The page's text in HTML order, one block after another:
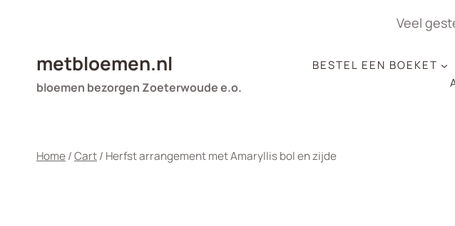
Veel
metbloemen.nl
bloemen bezorgen Zoeterwoude e.o.
BESTEL EEN BOEKET
Home/Cart/ Herfst arrangement met Amaryllis bol en zijde